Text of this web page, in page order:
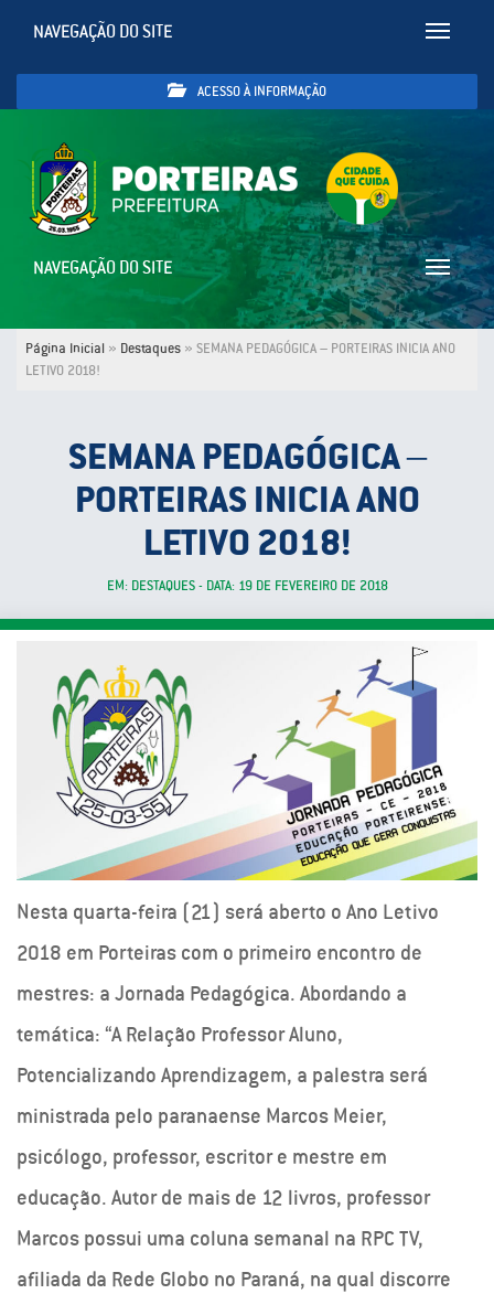
Toggle
NAVEGAÇÃO DO SITE
ACESSO À INFORMAÇÃO
Toggle
NAVEGAÇÃO DO SITE
Página Inicial » Destaques » SEMANA PEDAGÓGICA – PORTEIRAS INICIA ANO
LETIVO 2018!
SEMANA PEDAGÓGICA –
PORTEIRAS INICIA ANO
LETIVO 2018!
EM: DESTAQUES - DATA: 19 DE FEVEREIRO DE 2018
Nesta quarta-feira (21) será aberto o Ano Letivo
2018 em Porteiras com o primeiro encontro de
mestres: a Jornada Pedagógica. Abordando a
temática: “A Relação Professor Aluno,
Potencializando Aprendizagem, a palestra será
ministrada pelo paranaense Marcos Meier,
psicólogo, professor, escritor e mestre em
educação. Autor de mais de 12 livros, professor
Marcos possui uma coluna semanal na RPC TV,
afiliada da Rede Globo no Paraná, na qual discorre